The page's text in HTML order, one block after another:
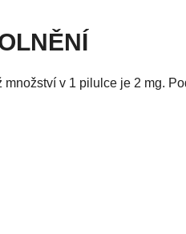
v 1 pilulce je 2 mg.